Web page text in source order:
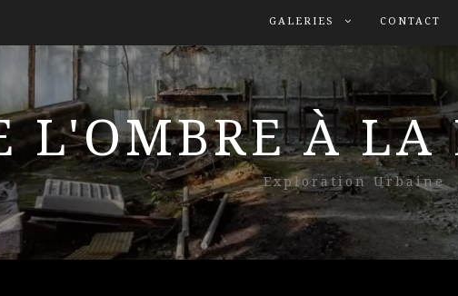
GALERIES CONTACT
L'OMBRE À
Exploration Urbaine